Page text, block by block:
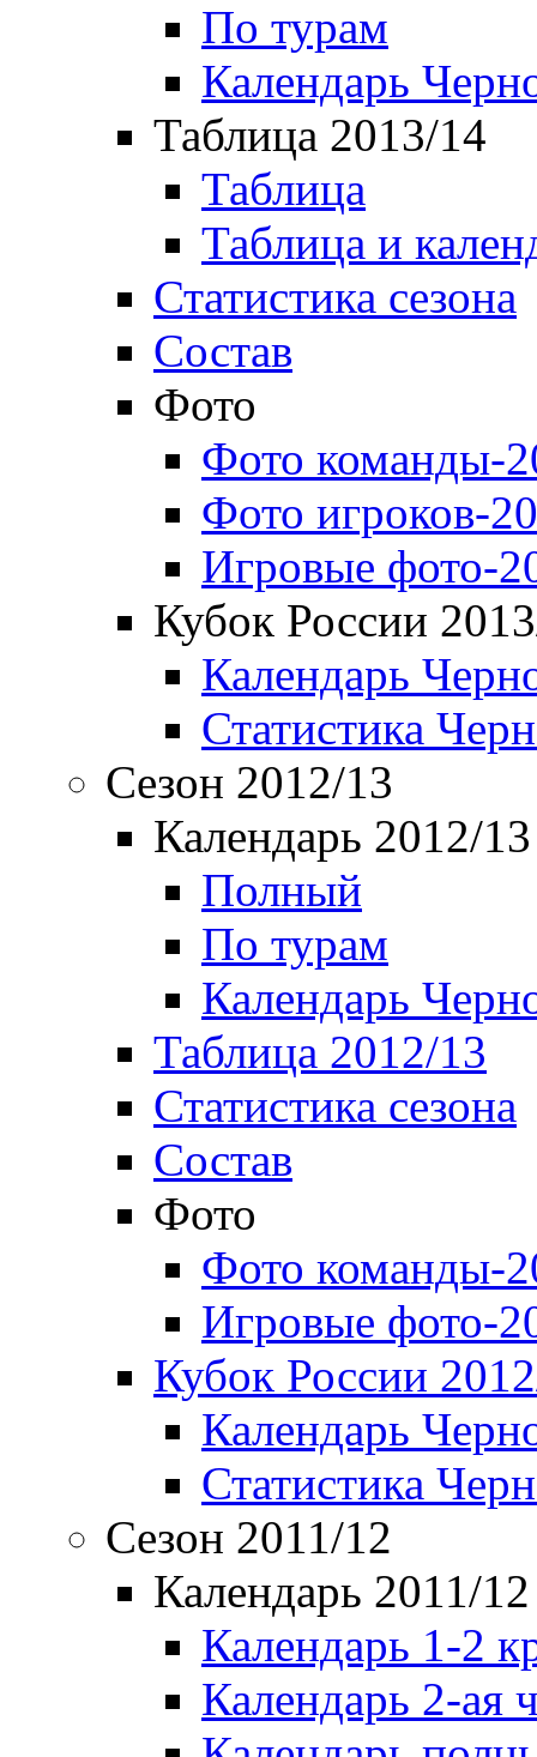
По турам
Календарь
Таблица 2013/14
Таблица
Таблица и
Статистика сезона
Состав
Фото
Фото команды-
Фото игроков-
Игровые фото-
Кубок России
Календарь
Статистика
Сезон 2012/13
Календарь 2012/13
Полный
По турам
Календарь
Таблица 2012/13
Статистика сезона
Состав
Фото
Фото команды-
Игровые фото-
Кубок России
Календарь
Статистика
Сезон 2011/12
Календарь 2011/12
Календарь 1-2
Календарь 2-ая